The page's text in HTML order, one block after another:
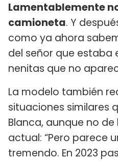
Lamentablemente
camioneta. Y
como ya ahora
del señor que estaba
nenitas que no
La modelo también
situaciones similares
Blanca, aunque no
actual: “Pero parece
tremendo. En 2023